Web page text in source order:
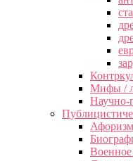
Мифы /
Научно-